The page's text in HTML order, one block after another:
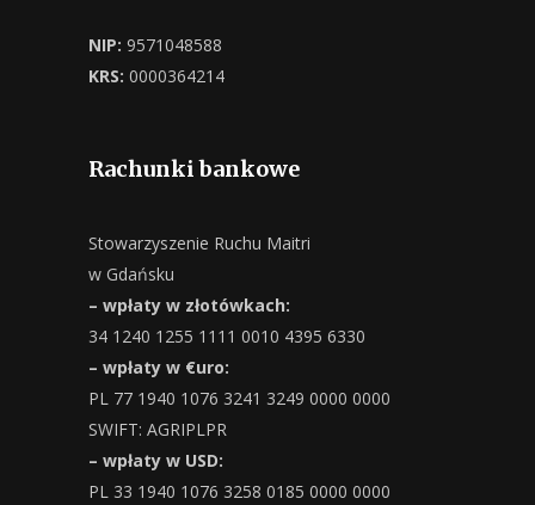
NIP: 9571048588
KRS: 0000364214
Rachunki bankowe
Stowarzyszenie Ruchu Maitri
w Gdańsku
– wpłaty w złotówkach:
34 1240 1255 1111 0010 4395 6330
– wpłaty w €uro:
PL 77 1940 1076 3241 3249 0000 0000
SWIFT: AGRIPLPR
– wpłaty w USD:
PL 33 1940 1076 3258 0185 0000 0000